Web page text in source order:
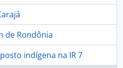
de Rondônia
indígena na IR 7